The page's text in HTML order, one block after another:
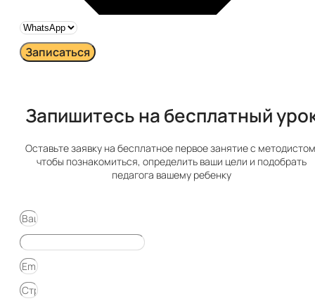
Записаться
Запишитесь на бесплатный
Оставьте заявку на бесплатное первое занятие с
чтобы познакомиться, определить ваши цели и подобрать
педагога вашему ребенку